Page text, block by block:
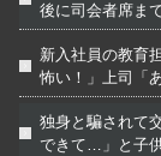
後に司会者席ま
新入社員の教育
怖い！」上司「
独身と騙されて
できて…」と子